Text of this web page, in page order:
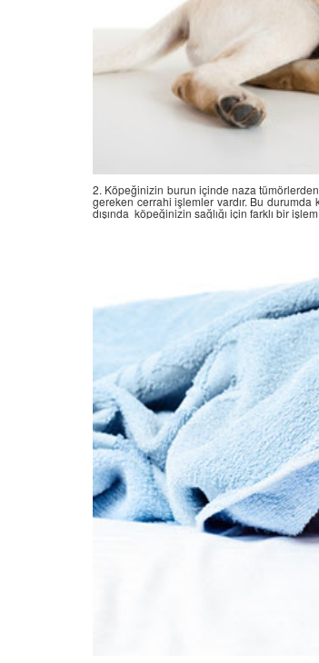
2. Köpeğinizin burun içinde naza
gereken cerrahi işlemler vardır. Bu durumda
dışında köpeğinizin sağlığı için farklı bir işlem
Sağlıklı